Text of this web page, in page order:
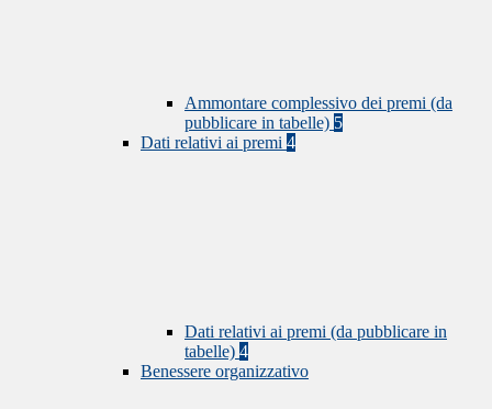
Ammontare complessivo dei premi (da
pubblicare in tabelle) 5
Dati relativi ai premi 4
Dati relativi ai premi (da pubblicare in
tabelle) 4
Benessere organizzativo